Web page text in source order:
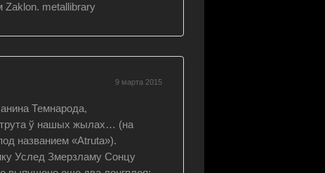
metallibrary
9 марта 2015
Темнарода,
ў нашых жылах… (на
названием «Atruta»).
Услед Змерзламу Сонцу